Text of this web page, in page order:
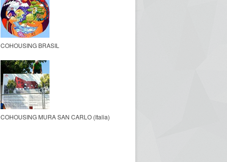
COHOUSING BRASIL
COHOUSING MURA SAN CARLO (Italia)